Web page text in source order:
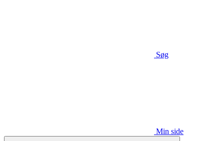
Søg
Min side